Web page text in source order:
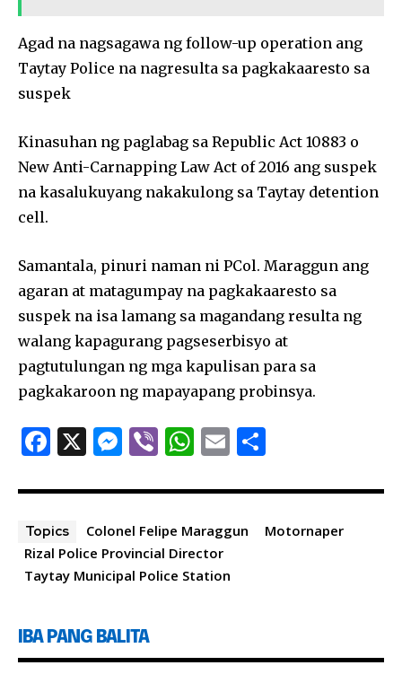
Agad na nagsagawa ng follow-up operation ang
Taytay Police na nagresulta sa pagkakaaresto sa
suspek
Kinasuhan ng paglabag sa Republic Act 10883 o
New Anti-Carnapping Law Act of 2016 ang suspek
na kasalukuyang nakakulong sa Taytay detention
cell.
Samantala, pinuri naman ni PCol. Maraggun ang
agaran at matagumpay na pagkakaaresto sa
suspek na isa lamang sa magandang resulta ng
walang kapagurang pagseserbisyo at
pagtutulungan ng mga kapulisan para sa
pagkakaroon ng mapayapang probinsya.
F
c
e
b
o
k
X M
se
n
g
er
Vi
er
W
at
s
A
p
E
ai
l
ar
e
Topics Colonel Felipe Maraggun
Motornaper
Rizal Police Provincial Director
Taytay Municipal Police Station
IBA PANG BALITA